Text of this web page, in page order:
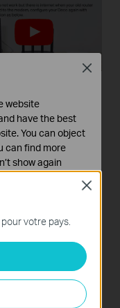
to do if I fail to
the main
and get stuck
Internet
votre pays.
Close
website
have the best
You can object
can find more
show again
du
dans vos
d'analyser vos
et ajuster les
Close